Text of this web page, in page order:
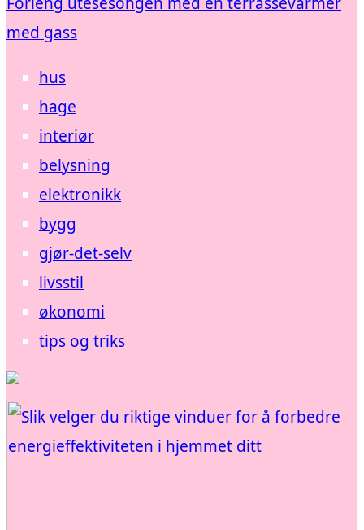
med gass
hus
hage
interiør
belysning
elektronikk
bygg
gjør-det-selv
livsstil
økonomi
tips og triks